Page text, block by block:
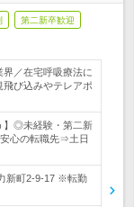
第二新卒歓迎
／在宅呼吸療法に
び込みやテレアポ
】◎未経験・第二新
心の転職先⇒土日
新町2-9-17 ※転勤